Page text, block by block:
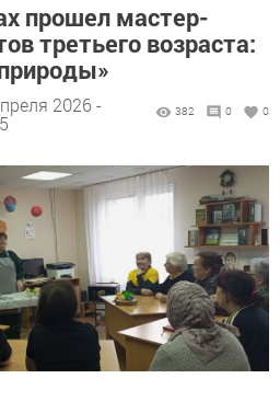
прошел мастер-
третьего возраста:
2026 -
382 0 0